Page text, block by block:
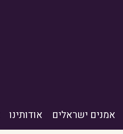
אמנים ישראלים אודותינו